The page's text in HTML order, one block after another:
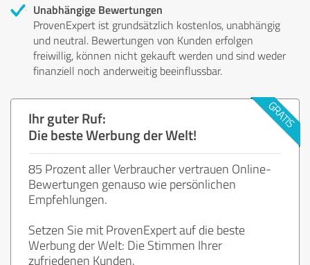
Unabhängige Bewertungen
ProvenExpert ist grundsätzlich kostenlos, unabhängig
und neutral. Bewertungen von Kunden erfolgen
freiwillig, können nicht gekauft werden und sind weder
finanziell noch anderweitig beeinflussbar.
Ihr guter Ruf:
Die beste Werbung der Welt!
85 Prozent aller Verbraucher vertrauen Online-
Bewertungen genauso wie persönlichen
Empfehlungen.
Setzen Sie mit ProvenExpert auf die beste
Werbung der Welt: Die Stimmen Ihrer
zufriedenen Kunden.